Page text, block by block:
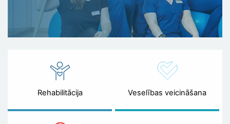
Rehabilitācija Veselības veicināšana